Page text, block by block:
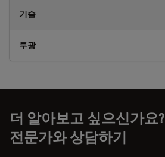
기술
투광
더 알아보고 싶으신가요?
전문가와 상담하기